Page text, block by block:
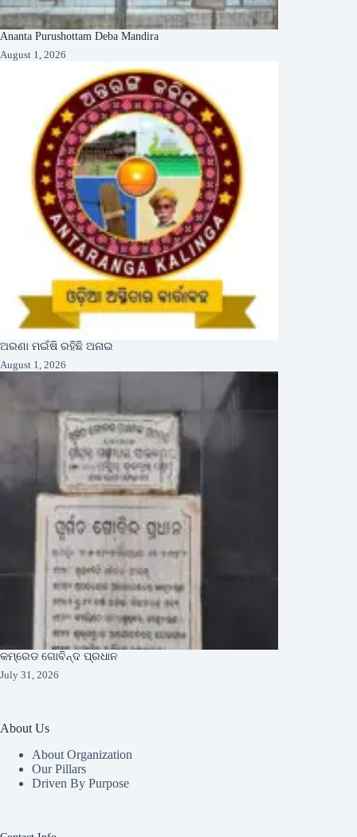
Ananta Purushottam Deba Mandira
August 1, 2026
ଅରଣା ମଇଁଷି ରହିଛି ଅନାଇ
August 1, 2026
କମ୍ରେଡ ଗୋବିନ୍ଦ ପ୍ରଧାନ
July 31, 2026
About Us
About Organization
Our Pillars
Driven By Purpose​